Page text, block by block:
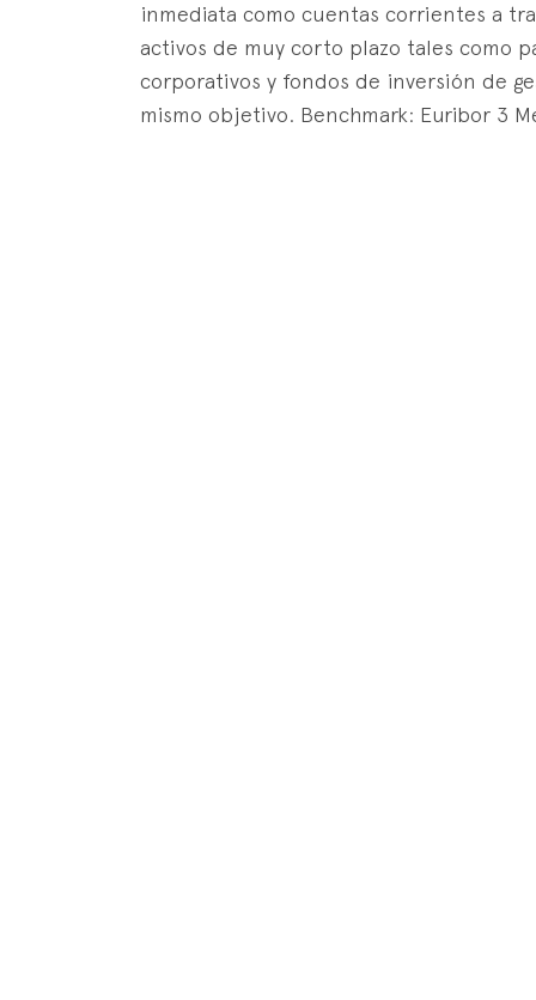
inmediata como cuentas corrientes a
activos de muy corto plazo tales como
corporativos y fondos de inversión de
mismo objetivo. Benchmark: Euribor 3